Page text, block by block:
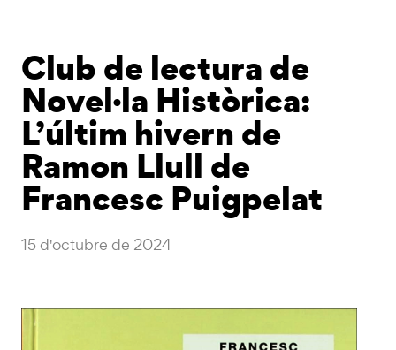
Club de lectura de
Novel·la Històrica:
L’últim hivern de
Ramon Llull de
Francesc Puigpelat
15 d'octubre de 2024